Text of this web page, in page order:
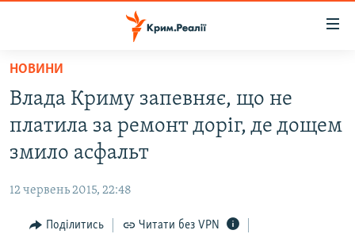
Перейти
основного
матеріалу
до
основної
навігації
Перейти
ВОДА.КРИМ
ВІДЕО ТА ФОТО
БЛОГИ
ПОГЛЯД
НОВИНИ
Влада Криму запевняє, що не
платила за ремонт доріг, де дощем
змило асфальт
12 червень 2015, 22:48
Поділитись Читати без VPN